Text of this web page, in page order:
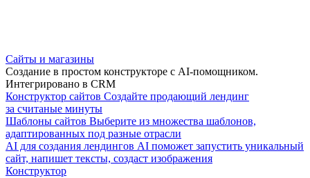
Сайты и магазины
Создание в простом конструкторе с AI-помощником.
Интегрировано в CRM
Конструктор сайтов Создайте продающий лендинг
за считаные минуты
Шаблоны сайтов Выберите из множества шаблонов,
адаптированных под разные отрасли
AI для создания лендингов AI поможет запустить уникальный
сайт, напишет тексты, создаст изображения
Конструктор